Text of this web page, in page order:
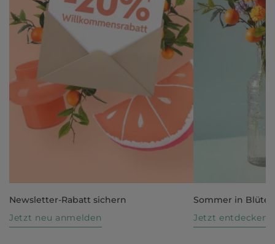
Newsletter-Rabatt sichern
Jetzt neu anmelden
Sommer in Blüte
Jetzt entdecken